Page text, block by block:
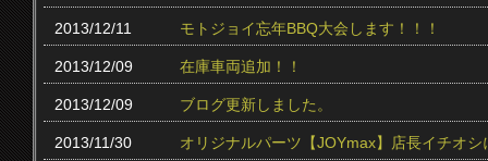
2013/12/11 モトジョイ忘年BBQ大会します！！！
2013/12/09 在庫車両追加！！
2013/12/09 ブログ更新しました。
2013/11/30 オリジナルパーツ【JOYmax】店長イチオ